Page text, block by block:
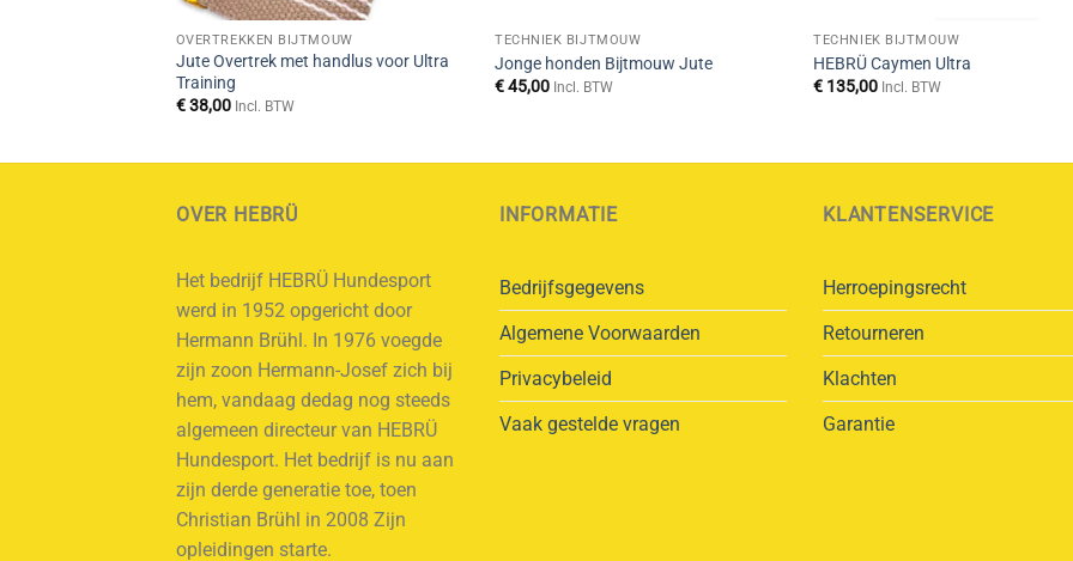
OVERTREKKEN BIJTMOUW
Jute Overtrek met handlus voor Ultra
Training
€38,00 Incl. BTW
TECHNIEK BIJTMOUW
Jonge honden Bijtmouw Jute
€45,00 Incl. BTW
TECHNIEK BIJTMOUW
HEBRÜ Caymen Ultra
€ 135,00 Incl. BTW
OVER HEBRÜ
Het bedrijf HEBRÜ Hundesport
werd in 1952 opgericht door
Hermann Brühl. In 1976 voegde
zijn zoon Hermann-Josef zich bij
hem, vandaag dedag nog steeds
algemeen directeur van HEBRÜ
Hundesport. Het bedrijf is nu aan
zijn derde generatie toe, toen
Christian Brühl in 2008 Zijn
opleidingen starte.
INFORMATIE
Bedrijfsgegevens
Algemene Voorwaarden
Privacybeleid
Vaak gestelde vragen
KLANTENSERVICE
Herroepingsrecht
Retourneren
Klachten
Garantie